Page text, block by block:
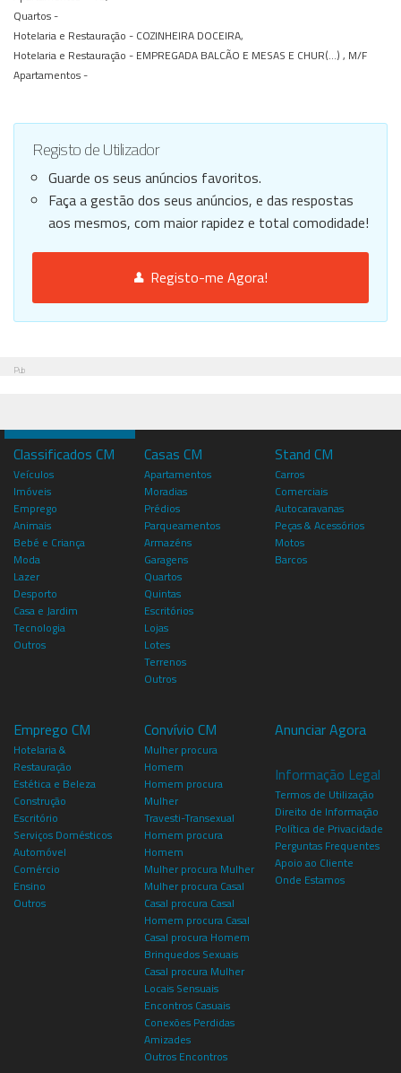
Quartos -
Hotelaria e Restauração - COZINHEIRA DOCEIRA,
Hotelaria e Restauração - EMPREGADA BALCÃO E MESAS E CHUR(...) , M/F
Apartamentos -
Registo de Utilizador
Guarde os seus anúncios favoritos.
Faça a gestão dos seus anúncios, e das respostas
aos mesmos, com maior rapidez e total comodidade!
Registo-me Agora!
Pub
Classificados CM
Veículos
Imóveis
Emprego
Animais
Bebé e Criança
Moda
Lazer
Desporto
Casa e Jardim
Tecnologia
Outros
Casas CM
Apartamentos
Moradias
Prédios
Parqueamentos
Armazéns
Garagens
Quartos
Quintas
Escritórios
Lojas
Lotes
Terrenos
Outros
Stand CM
Carros
Comerciais
Autocaravanas
Peças & Acessórios
Motos
Barcos
Emprego CM
Hotelaria &
Restauração
Estética e Beleza
Construção
Escritório
Serviços Domésticos
Automóvel
Comércio
Ensino
Outros
Convívio CM
Mulher procura
Homem
Homem procura
Mulher
Travesti-Transexual
Homem procura
Homem
Mulher procura Mulher
Mulher procura Casal
Casal procura Casal
Homem procura Casal
Casal procura Homem
Brinquedos Sexuais
Casal procura Mulher
Locais Sensuais
Encontros Casuais
Conexões Perdidas
Amizades
Outros Encontros
Anunciar Agora
Informação Legal
Termos de Utilização
Direito de Informação
Política de Privacidade
Perguntas Frequentes
Apoio ao Cliente
Onde Estamos